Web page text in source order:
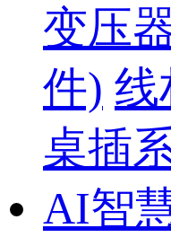
变压
件) 线
桌插
AI智